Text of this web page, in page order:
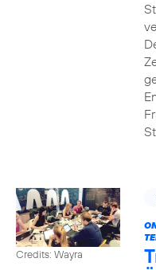
Credits: Wayra